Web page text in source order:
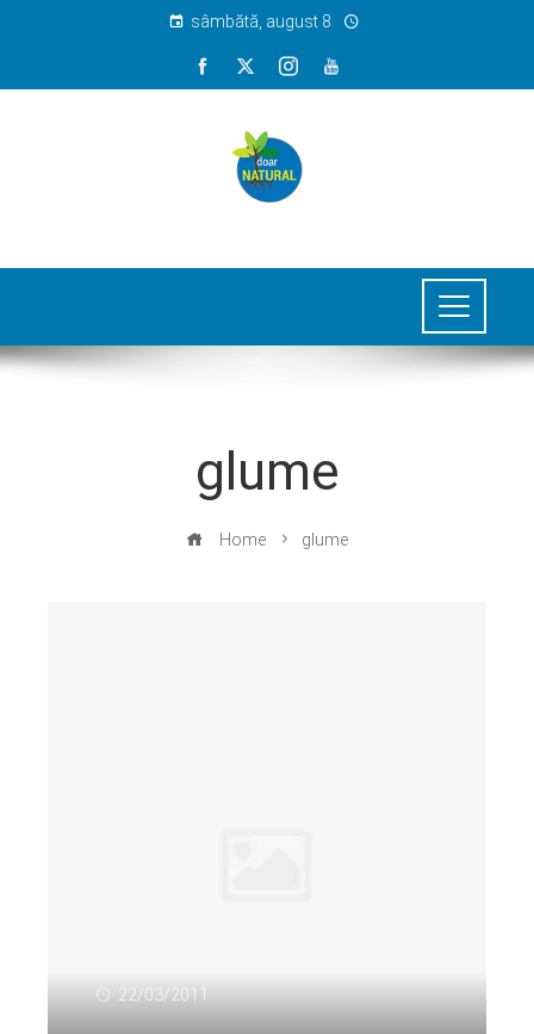
sâmbătă, august 8
glume
Home glume
22/03/2011